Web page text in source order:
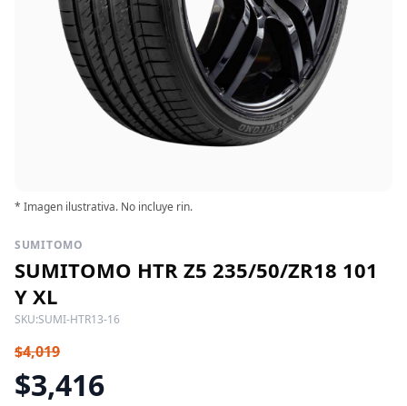
* Imagen ilustrativa. No incluye rin.
SUMITOMO
SUMITOMO HTR Z5 235/50/ZR18 101
Y XL
SKU:SUMI-HTR13-16
$4,019
$3,416